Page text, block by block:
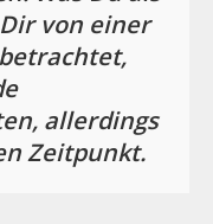
von einer
allerdings
Zeitpunkt.